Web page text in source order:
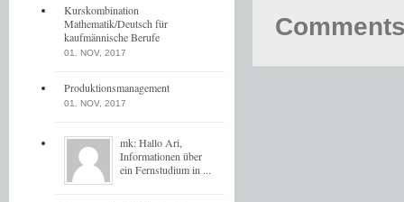
Kurskombination
Mathematik/Deutsch für
kaufmännische Berufe
01. NOV, 2017
Produktionsmanagement
01. NOV, 2017
mk: Hallo Ari,
Informationen über
ein Fernstudium in ...